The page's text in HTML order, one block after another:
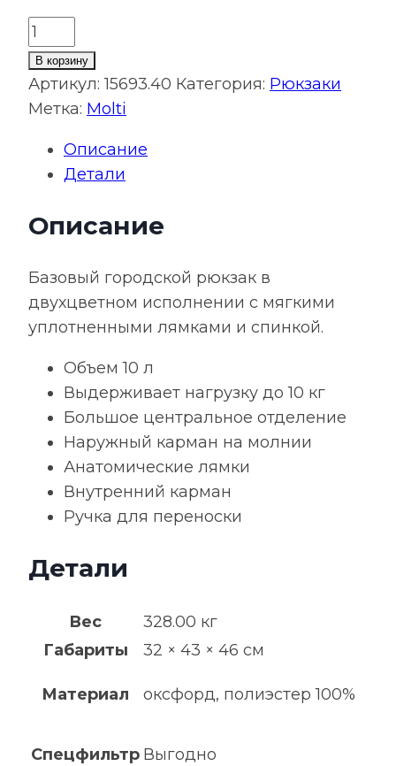
Количество
товара
Рюкзак
Base
черный
В корзину
Артикул:15693.40 Категория: Рюкзаки
Метка: Molti
Описание
Детали
Описание
Базовый городской рюкзак в
двухцветном исполнении с мягкими
уплотненными лямками и спинкой.
Объем 10 л
Выдерживает нагрузку до 10 кг
Большое центральное отделение
Наружный карман на молнии
Анатомические лямки
Внутренний карман
Ручка для переноски
Детали
Вес
328.00 кг
Габариты
32 × 43 × 46 см
Материал оксфорд, полиэстер 100%
Спецфильтр Выгодно